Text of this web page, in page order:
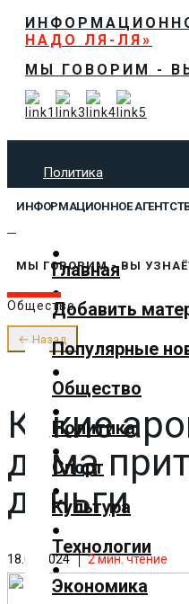
НАДО ЛЯ-ЛЯ»
МЫ ГОВОРИМ -
Политика
Технологии
Предложить новость
О нас
✕
Главная
Добавить
материал
Популярные
новости
Общество
Политика
Спорт
ИНФОРМАЦИОННОЕ
Главная
Добавить
Популярные
Общество
Политика
Спорт
Культура
Технологии
Экономика
МЫ ГОВОРИМ - ВЫ
Общество
← Назад
Какие
дома
деньги
18.04.2024 2мин. чтение